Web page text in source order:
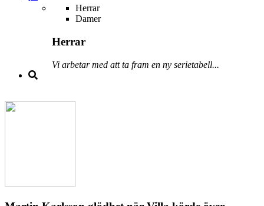
Herrar
Damer
Herrar
Vi arbetar med att ta fram en ny serietabell...